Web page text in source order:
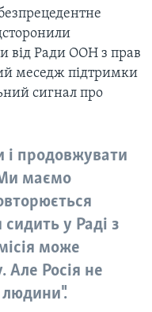
від Ради ООН з прав
меседж підтримки
сигнал про
і продовжувати
маємо
сидить у Раді з
може
Але Росія не
людини".